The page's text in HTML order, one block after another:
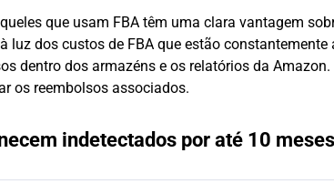
que usam FBA têm uma clara vantagem
luz dos custos de FBA que estão
dentro dos armazéns e os relatórios da
os reembolsos associados.
indetectados por até 10 meses